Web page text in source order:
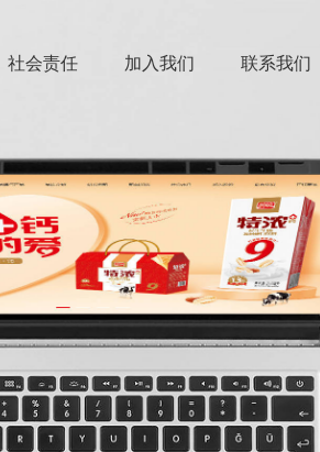
社会责任 加入我们 联系我们